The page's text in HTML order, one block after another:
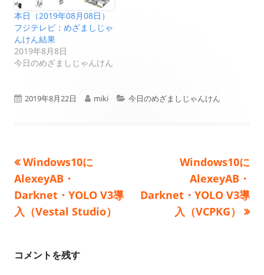
本日（2019年08月08日）
フジテレビ：めざましじゃ
んけん結果
2019年8月8日
今日のめざましじゃんけん
公
2019年8月22日
作
miki
カ
今日のめざましじゃんけん
投
稿
ナ
前
の
記
事:
Windows10に
AlexeyAB・
Darknet・YOLO V3導
入（Vestal Studio）
次
記
事:
Windows10に
AlexeyAB・
Darknet・YOLO V3導
入（VCPKG）
コメントを残す